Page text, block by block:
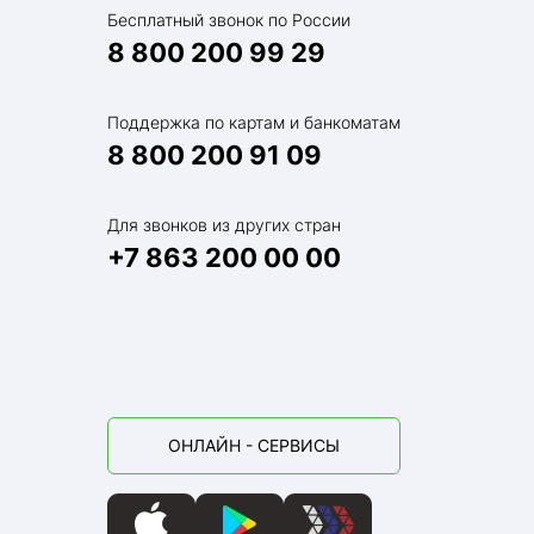
Бесплатный звонок по России
8 800 200 99 29
Поддержка по картам и банкоматам
8 800 200 91 09
Для звонков из других стран
+7 863 200 00 00
ОНЛАЙН - СЕРВИСЫ